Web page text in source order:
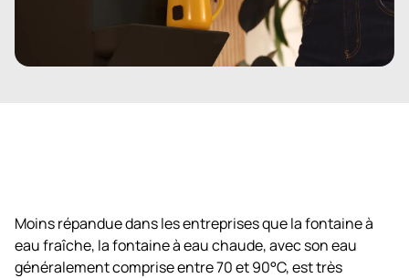
Moins répandue dans les entreprises que la fontaine à
eau fraîche, la fontaine à eau chaude, avec son eau
généralement comprise entre 70 et 90°C, est très